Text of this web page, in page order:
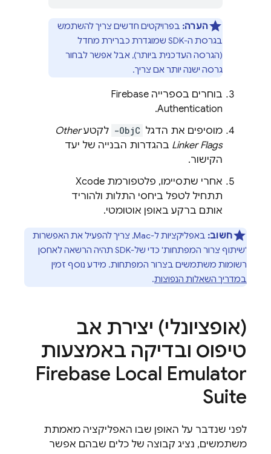
הערה: בפרויקטים חדשים צריך להשתמש
בגרסת ה-SDK שמוגדרת כברירת מחדל
(הגרסה העדכנית ביותר), אבל אפשר לבחור
גרסה ישנה יותר אם צריך.
בוחרים בספרייה Firebase
Authentication
.
מוסיפים את הדגל -ObjC לקטעOther
Linker Flags בהגדרות הבנייה של יעד
הקישור.
אחרי שתסיימו, פלטפורמת Xcode
תתחיל לטפל ביחסי התלות ולהוריד
אותם ברקע באופן אוטומטי.
חשוב:
באפליקציות ל-Mac, צריך להפעיל את האפשרות
'שיתוף צרור המפתחות' כדי של-SDK תהיה הרשאה לאחסן
רשומות משתמשים בצרור המפתחות. מידע נוסף זמין
במדריך השאלות הנפוצות.
(אופציונלי) יצירת אב
טיפוס ובדיקה באמצעות
Firebase Local Emulator
Suite
לפני שנדבר על האופן שבו האפליקציה מאמתת
משתמשים, נציג קבוצה של כלים שבהם אפשר